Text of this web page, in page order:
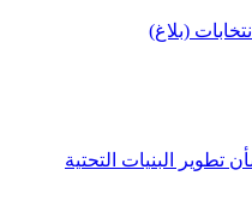
(بلاغ)
تطوير البنيات التحتية